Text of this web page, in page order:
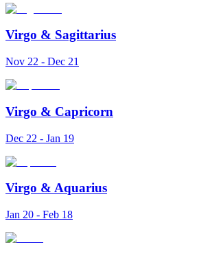
Virgo & Sagittarius
Nov 22 - Dec 21
Virgo & Capricorn
Dec 22 - Jan 19
Virgo & Aquarius
Jan 20 - Feb 18